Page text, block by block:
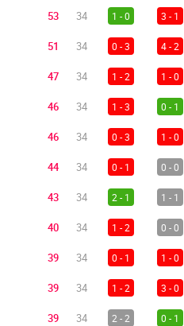
53 34 1 - 0 3 - 1
51 34 0 - 3 4 - 2
47 34 1 - 2 1 - 0
46 34 1 - 3 0 - 1
46 34 0 - 3 1 - 0
44 34 0 - 1 0 - 0
43 34 2 - 1 1 - 1
40 34 1 - 2 0 - 0
39 34 0 - 1 1 - 0
39 34 1 - 2 3 - 0
39 34 2 - 2 0 - 1